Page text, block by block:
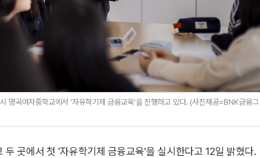
명곡여자중학교에서 '자유학기제 금융교육'을 진행하고 있다. (사진제공=BNK금융그
곳에서 첫 '자유학기제 금융교육'을 실시한다고 12일 밝혔다.